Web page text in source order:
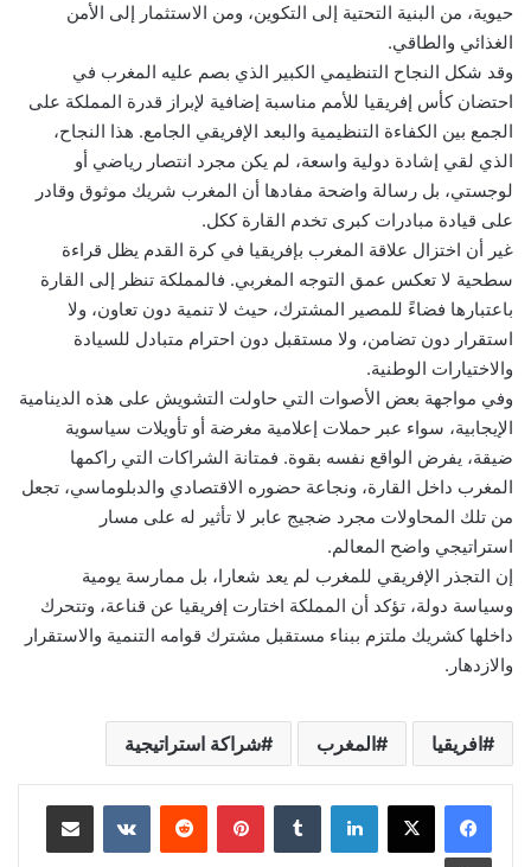
حيوية، من البنية التحتية إلى التكوين، ومن الاستثمار إلى الأمن
الغذائي والطاقي.
وقد شكل النجاح التنظيمي الكبير الذي بصم عليه المغرب في
احتضان كأس إفريقيا للأمم مناسبة إضافية لإبراز قدرة المملكة على
الجمع بين الكفاءة التنظيمية والبعد الإفريقي الجامع. هذا النجاح،
الذي لقي إشادة دولية واسعة، لم يكن مجرد انتصار رياضي أو
لوجستي، بل رسالة واضحة مفادها أن المغرب شريك موثوق وقادر
على قيادة مبادرات كبرى تخدم القارة ككل.
غير أن اختزال علاقة المغرب بإفريقيا في كرة القدم يظل قراءة
سطحية لا تعكس عمق التوجه المغربي. فالمملكة تنظر إلى القارة
باعتبارها فضاءً للمصير المشترك، حيث لا تنمية دون تعاون، ولا
استقرار دون تضامن، ولا مستقبل دون احترام متبادل للسيادة
والاختيارات الوطنية.
وفي مواجهة بعض الأصوات التي حاولت التشويش على هذه الدينامية
الإيجابية، سواء عبر حملات إعلامية مغرضة أو تأويلات سياسوية
ضيقة، يفرض الواقع نفسه بقوة. فمتانة الشراكات التي راكمها
المغرب داخل القارة، ونجاعة حضوره الاقتصادي والدبلوماسي، تجعل
من تلك المحاولات مجرد ضجيج عابر لا تأثير له على مسار
استراتيجي واضح المعالم.
إن التجذر الإفريقي للمغرب لم يعد شعارا، بل ممارسة يومية
وسياسة دولة، تؤكد أن المملكة اختارت إفريقيا عن قناعة، وتتحرك
داخلها كشريك ملتزم ببناء مستقبل مشترك قوامه التنمية والاستقرار
والازدهار.
افريقيا المغرب شراكة استراتيجية
لينكدإن بينتيريست مشاركة عبر البريد
طباعة